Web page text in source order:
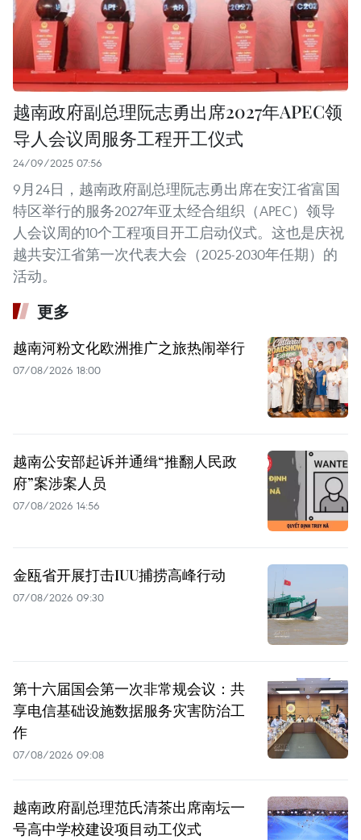
越南政府副总理阮志勇出席2027年APEC领
导人会议周服务工程开工仪式
24/09/2025 07:56
9月24日，越南政府副总理阮志勇出席在安江省富国
特区举行的服务2027年亚太经合组织（APEC）领导
人会议周的10个工程项目开工启动仪式。这也是庆祝
越共安江省第一次代表大会（2025-2030年任期）的
活动。
更多
越南河粉文化欧洲推广之旅热闹举行
07/08/2026 18:00
越南公安部起诉并通缉“推翻人民政
府”案涉案人员
07/08/2026 14:56
金瓯省开展打击IUU捕捞高峰行动
07/08/2026 09:30
第十六届国会第一次非常规会议：共
享电信基础设施数据服务灾害防治工
作
07/08/2026 09:08
越南政府副总理范氏清茶出席南坛一
号高中学校建设项目动工仪式